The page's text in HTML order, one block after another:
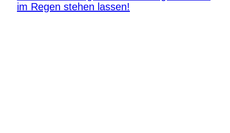
im Regen stehen lassen!